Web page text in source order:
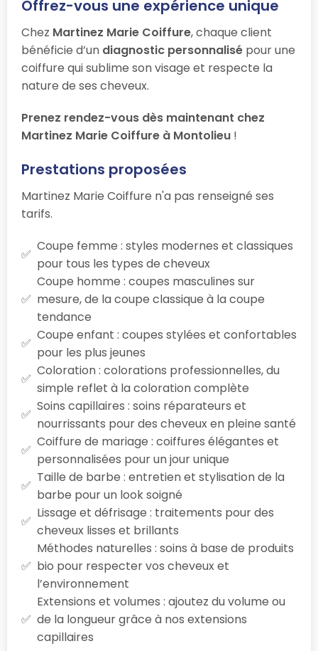
Offrez-vous une expérience unique
Chez Martinez Marie Coiffure, chaque client
bénéficie d’un diagnostic personnalisé pour une
coiffure qui sublime son visage et respecte la
nature de ses cheveux.
Prenez rendez-vous dès maintenant chez
Martinez Marie Coiffure à Montolieu !
Prestations proposées
Martinez Marie Coiffure n'a pas renseigné ses
tarifs.
Coupe femme : styles modernes et classiques
pour tous les types de cheveux
Coupe homme : coupes masculines sur
mesure, de la coupe classique à la coupe
tendance
Coupe enfant : coupes stylées et confortables
pour les plus jeunes
Coloration : colorations professionnelles, du
simple reflet à la coloration complète
Soins capillaires : soins réparateurs et
nourrissants pour des cheveux en pleine santé
Coiffure de mariage : coiffures élégantes et
personnalisées pour un jour unique
Taille de barbe : entretien et stylisation de la
barbe pour un look soigné
Lissage et défrisage : traitements pour des
cheveux lisses et brillants
Méthodes naturelles : soins à base de produits
bio pour respecter vos cheveux et
l’environnement
Extensions et volumes : ajoutez du volume ou
de la longueur grâce à nos extensions
capillaires